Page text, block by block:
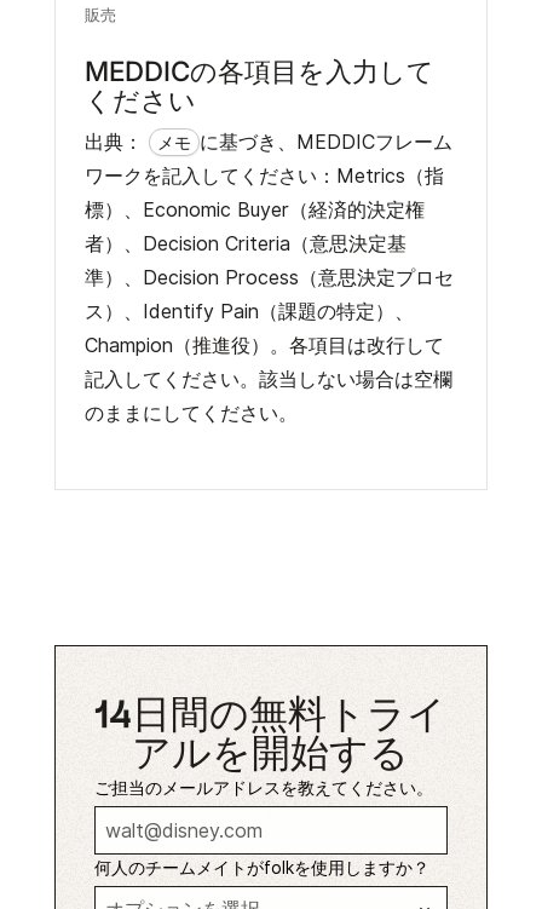
販売
MEDDICの各項目を入力して
ください
出典： メモ に基づき、MEDDICフレーム
ワークを記入してください：Metrics（指
標）、Economic Buyer（経済的決定権
者）、Decision Criteria（意思決定基
準）、Decision Process（意思決定プロセ
ス）、Identify Pain（課題の特定）、
Champion（推進役）。各項目は改行して
記入してください。該当しない場合は空欄
のままにしてください。
14日間の無料トライ
アルを開始する
ご担当のメールアドレスを教えてください。
何人のチームメイトがfolkを使用しますか？